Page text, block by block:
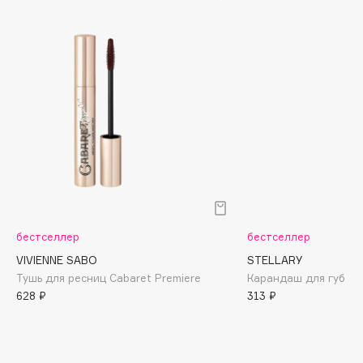
Carolina Herrera
Clarette
Clarins
Clarins Precious
Clinique
бестселлер
VIVIENNE SABO
Тушь для ресниц Cabaret Premiere
628 ₽
бестселлер
STELLARY
Карандаш для губ
313 ₽